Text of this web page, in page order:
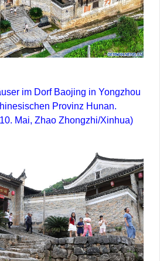
im Dorf Baojing in Yongzhou
Provinz Hunan.
Mai, Zhao Zhongzhi/Xinhua)